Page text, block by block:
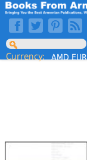
Currency: AMD EUR